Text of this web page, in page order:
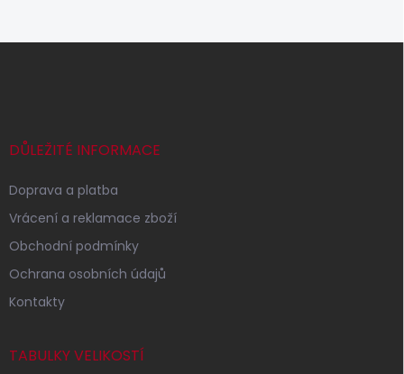
Z
DŮLEŽITÉ INFORMACE
Doprava a platba
Vrácení a reklamace zboží
Obchodní podmínky
Ochrana osobních údajů
Kontakty
TABULKY VELIKOSTÍ